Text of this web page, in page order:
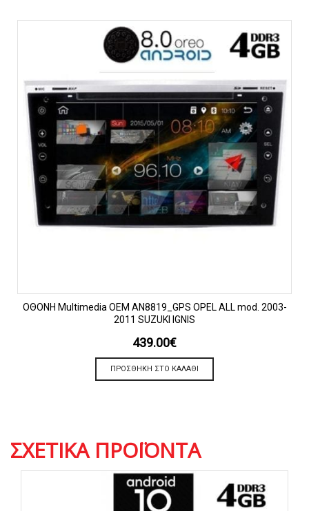
OΘΟΝΗ Multimedia OEM AN8819_GPS OPEL ALL mod. 2003-
2011 SUZUKI IGNIS
439.00€
ΠΡΟΣΘΉΚΗ ΣΤΟ ΚΑΛΆΘΙ
ΣΧΕΤΙΚΆ ΠΡΟΪΌΝΤΑ